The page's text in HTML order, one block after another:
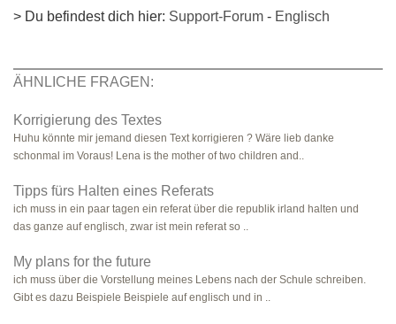
> Du befindest dich hier: Support-Forum - Englisch
ÄHNLICHE FRAGEN:
Korrigierung des Textes
Huhu könnte mir jemand diesen Text korrigieren ? Wäre lieb danke
schonmal im Voraus! Lena is the mother of two children and..
Tipps fürs Halten eines Referats
ich muss in ein paar tagen ein referat über die republik irland halten und
das ganze auf englisch, zwar ist mein referat so ..
My plans for the future
ich muss über die Vorstellung meines Lebens nach der Schule schreiben.
Gibt es dazu Beispiele Beispiele auf englisch und in ..